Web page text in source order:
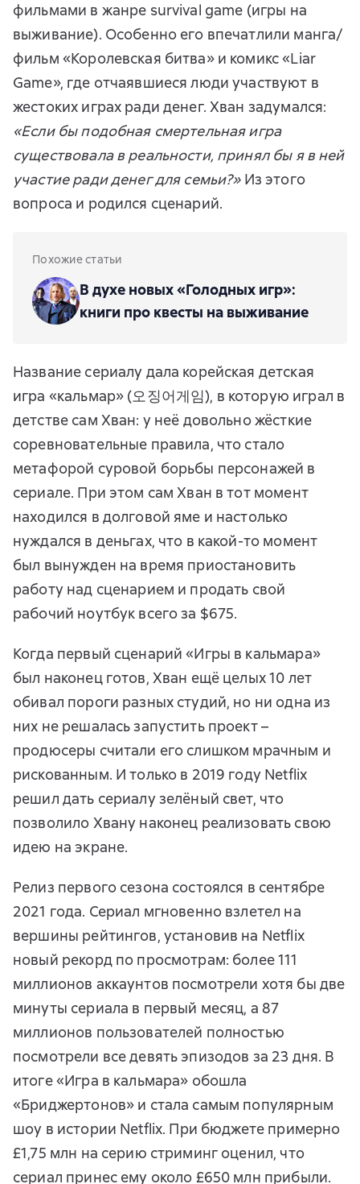
фильмами в жанре survival game (игры на
выживание). Особенно его впечатлили манга/
фильм «Королевская битва» и комикс «Liar
Game», где отчаявшиеся люди участвуют в
жестоких играх ради денег. Хван задумался:
«Если бы подобная смертельная игра
существовала в реальности, принял бы я в ней
участие ради денег для семьи?»Из этого
вопроса и родился сценарий.
Похожие статьи
В духе новых «Голодных игр»:
книги про квесты на выживание
Название сериалу дала корейская детская
игра «кальмар» (오징어게임), в которую играл в
детстве сам Хван: у неё довольно жёсткие
соревновательные правила, что стало
метафорой суровой борьбы персонажей в
сериале. При этом сам Хван в тот момент
находился в долговой яме и настолько
нуждался в деньгах, что в какой-то момент
был вынужден на время приостановить
работу над сценарием и продать свой
рабочий ноутбук всего за $675.
Когда первый сценарий «Игры в кальмара»
был наконец готов, Хван ещё целых 10 лет
обивал пороги разных студий, но ни одна из
них не решалась запустить проект –
продюсеры считали его слишком мрачным и
рискованным. И только в 2019 году Netflix
решил дать сериалу зелёный свет, что
позволило Хвану наконец реализовать свою
идею на экране.
Релиз первого сезона состоялся в сентябре
2021 года. Сериал мгновенно взлетел на
вершины рейтингов, установив на Netflix
новый рекорд по просмотрам: более 111
миллионов аккаунтов посмотрели хотя бы две
минуты сериала в первый месяц, а 87
миллионов пользователей полностью
посмотрели все девять эпизодов за 23 дня. В
итоге «Игра в кальмара» обошла
«Бриджертонов» и стала самым популярным
шоу в истории Netflix. При бюджете примерно
£1,75 млн на серию стриминг оценил, что
сериал принес ему около £650 млн прибыли.